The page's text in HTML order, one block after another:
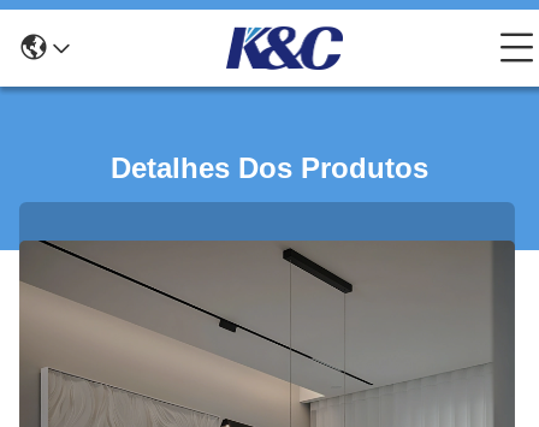
Detalhes Dos Produtos